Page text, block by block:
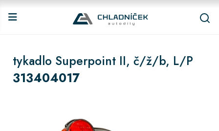
tykadlo Superpoint II, č/ž/b, L/P
313404017